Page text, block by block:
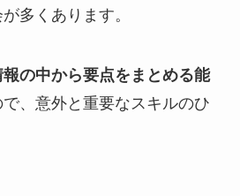
多くあります。
の中から要点をまとめる能
で、意外と重要なスキルのひ